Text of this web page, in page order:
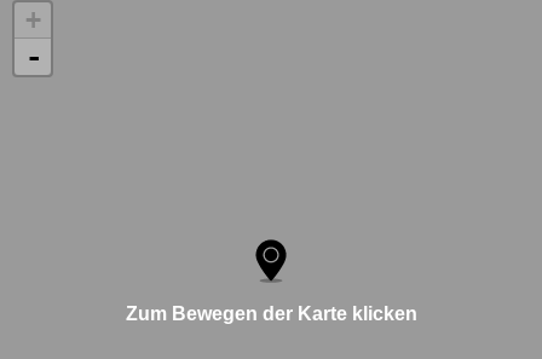
Zum Bewegen der Karte klicken
+
-